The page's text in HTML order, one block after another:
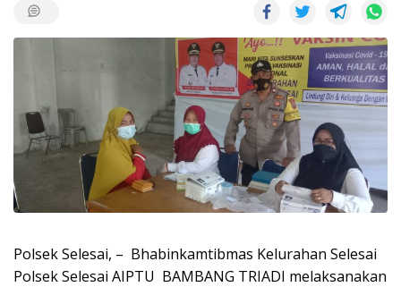
Polsek Selesai, – Bhabinkamtibmas Kelurahan Selesai
Polsek Selesai AIPTU BAMBANG TRIADI melaksanakan